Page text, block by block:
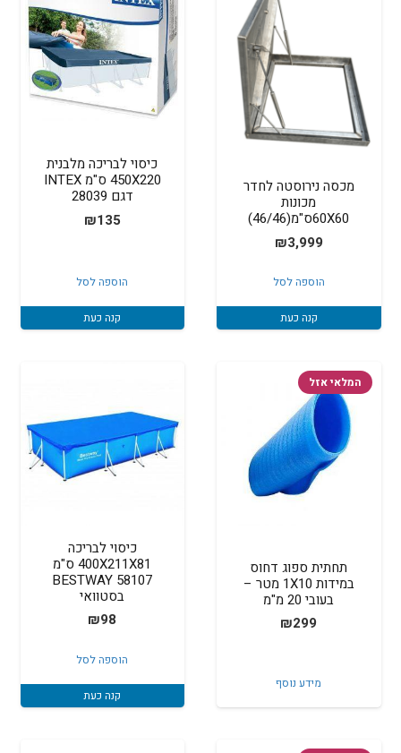
מכסה נירוסטה לחדר
מכונות
60X60ס"מ(46/46)
₪3,999
הוספה לסל
קנה כעת
כיסוי לבריכה מלבנית
450X220 ס"מ INTEX
דגם 28039
₪135
הוספה לסל
קנה כעת
המלאי אזל
תחתית ספוג דחוס
במידות 1X10 מטר –
בעובי 20 מ"מ
₪299
מידע נוסף
כיסוי לבריכה
400X211X81 ס"מ
BESTWAY 58107
בסטוואי
₪98
הוספה לסל
קנה כעת